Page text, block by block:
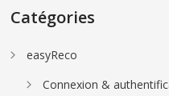
Catégories
easyReco
Connexion &